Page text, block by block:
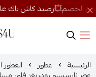
الرئيسية عطور العطور